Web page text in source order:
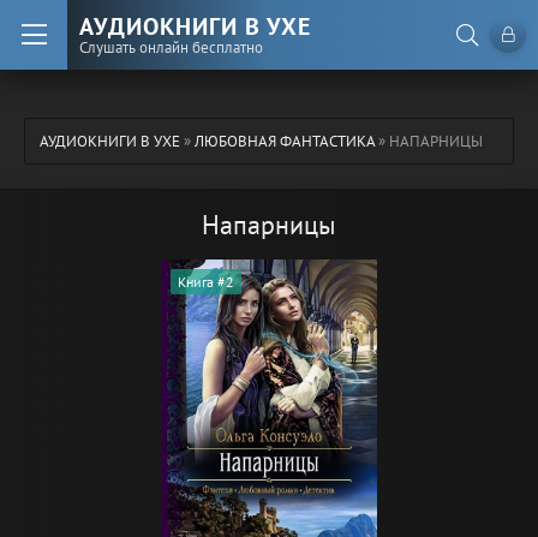
АУДИОКНИГИ В УХЕ
Слушать онлайн бесплатно
АУДИОКНИГИ В УХЕ»ЛЮБОВНАЯ ФАНТАСТИКА» НАПАРНИЦЫ
Напарницы
Книга #2